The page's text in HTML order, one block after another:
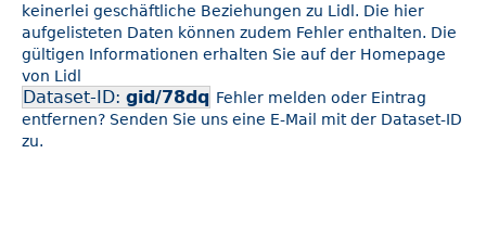
keinerlei geschäftliche Beziehungen zu Lidl. Die hier
aufgelisteten Daten können zudem Fehler enthalten. Die
gültigen Informationen erhalten Sie auf der Homepage
von Lidl
Dataset-ID: gid/78dq Fehler melden oder Eintrag
entfernen? Senden Sie uns eine E-Mail mit der Dataset-ID
zu.